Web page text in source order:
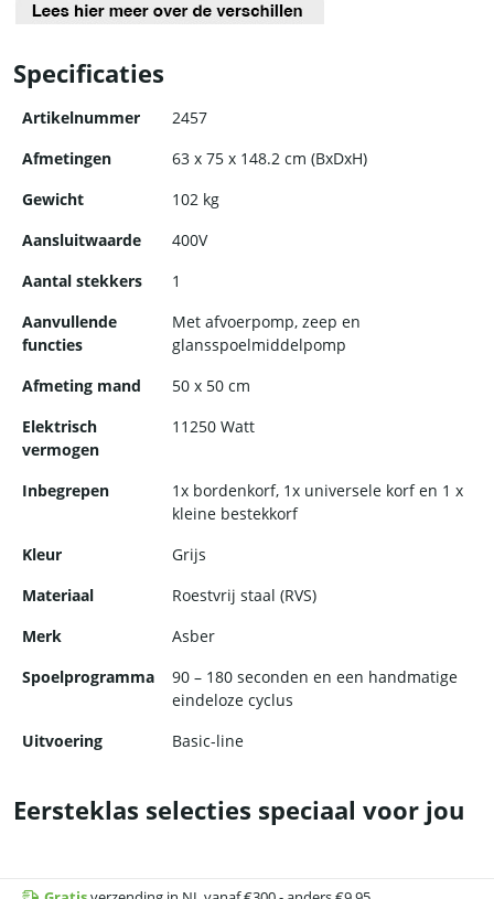
Specificaties
Artikelnummer
2457
Afmetingen
63 x 75 x 148.2 cm (BxDxH)
Gewicht
102 kg
Aansluitwaarde
400V
Aantal stekkers
1
Aanvullende
functies
Met afvoerpomp, zeep en
glansspoelmiddelpomp
Afmeting mand
50 x 50 cm
Elektrisch
vermogen
11250 Watt
Inbegrepen
1x bordenkorf, 1x universele korf en 1 x
kleine bestekkorf
Kleur
Grijs
Materiaal
Roestvrij staal (RVS)
Merk
Asber
Spoelprogramma
90 – 180 seconden en een handmatige
eindeloze cyclus
Uitvoering
Basic-line
Eersteklas selecties speciaal voor jou